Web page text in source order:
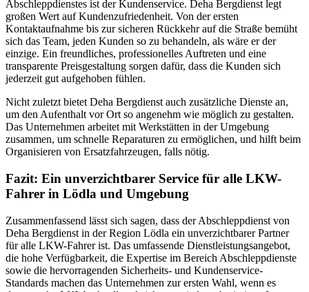
Abschleppdienstes ist der Kundenservice. Deha Bergdienst legt
großen Wert auf Kundenzufriedenheit. Von der ersten
Kontaktaufnahme bis zur sicheren Rückkehr auf die Straße bemüht
sich das Team, jeden Kunden so zu behandeln, als wäre er der
einzige. Ein freundliches, professionelles Auftreten und eine
transparente Preisgestaltung sorgen dafür, dass die Kunden sich
jederzeit gut aufgehoben fühlen.
Nicht zuletzt bietet Deha Bergdienst auch zusätzliche Dienste an,
um den Aufenthalt vor Ort so angenehm wie möglich zu gestalten.
Das Unternehmen arbeitet mit Werkstätten in der Umgebung
zusammen, um schnelle Reparaturen zu ermöglichen, und hilft beim
Organisieren von Ersatzfahrzeugen, falls nötig.
Fazit: Ein unverzichtbarer Service für alle LKW-
Fahrer in Lödla und Umgebung
Zusammenfassend lässt sich sagen, dass der Abschleppdienst von
Deha Bergdienst in der Region Lödla ein unverzichtbarer Partner
für alle LKW-Fahrer ist. Das umfassende Dienstleistungsangebot,
die hohe Verfügbarkeit, die Expertise im Bereich Abschleppdienste
sowie die hervorragenden Sicherheits- und Kundenservice-
Standards machen das Unternehmen zur ersten Wahl, wenn es